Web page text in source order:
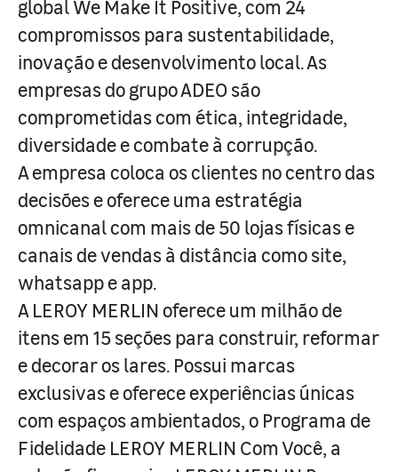
global We Make It Positive, com 24
compromissos para sustentabilidade,
inovação e desenvolvimento local. As
empresas do grupo ADEO são
comprometidas com ética, integridade,
diversidade e combate à corrupção.
A empresa coloca os clientes no centro das
decisões e oferece uma estratégia
omnicanal com mais de 50 lojas físicas e
canais de vendas à distância como site,
whatsapp e app.
A LEROY MERLIN oferece um milhão de
itens em 15 seções para construir, reformar
e decorar os lares. Possui marcas
exclusivas e oferece experiências únicas
com espaços ambientados, o Programa de
Fidelidade LEROY MERLIN Com Você, a